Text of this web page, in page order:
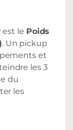
est le Poids
. Un pickup
et
les 3
du
les